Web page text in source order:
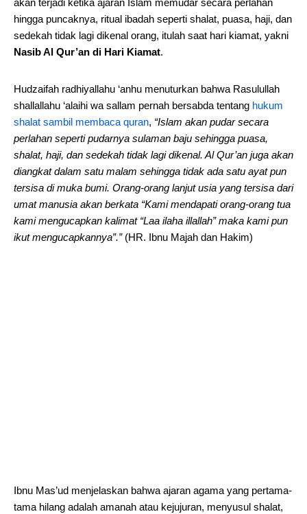
akan terjadi ketika ajaran Islam memudar secara perlahan
hingga puncaknya, ritual ibadah seperti shalat, puasa, haji, dan
sedekah tidak lagi dikenal orang, itulah saat hari kiamat, yakni
Nasib Al Qur’an di Hari Kiamat.
Hudzaifah radhiyallahu ‘anhu menuturkan bahwa Rasulullah
shallallahu ‘alaihi wa sallam pernah bersabda tentang hukum
shalat sambil membaca quran, “Islam akan pudar secara
perlahan seperti pudarnya sulaman baju sehingga puasa,
shalat, haji, dan sedekah tidak lagi dikenal. Al Qur’an juga akan
diangkat dalam satu malam sehingga tidak ada satu ayat pun
tersisa di muka bumi. Orang-orang lanjut usia yang tersisa dari
umat manusia akan berkata “Kami mendapati orang-orang tua
kami mengucapkan kalimat “Laa ilaha illallah” maka kami pun
ikut mengucapkannya”.” (HR. Ibnu Majah dan Hakim)
Ibnu Mas’ud menjelaskan bahwa ajaran agama yang pertama-
tama hilang adalah amanah atau kejujuran, menyusul shalat,